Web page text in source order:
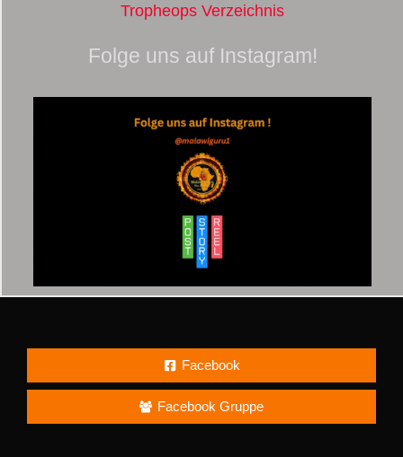
Tropheops Verzeichnis
Folge uns auf Instagram!
Facebook
Facebook Gruppe